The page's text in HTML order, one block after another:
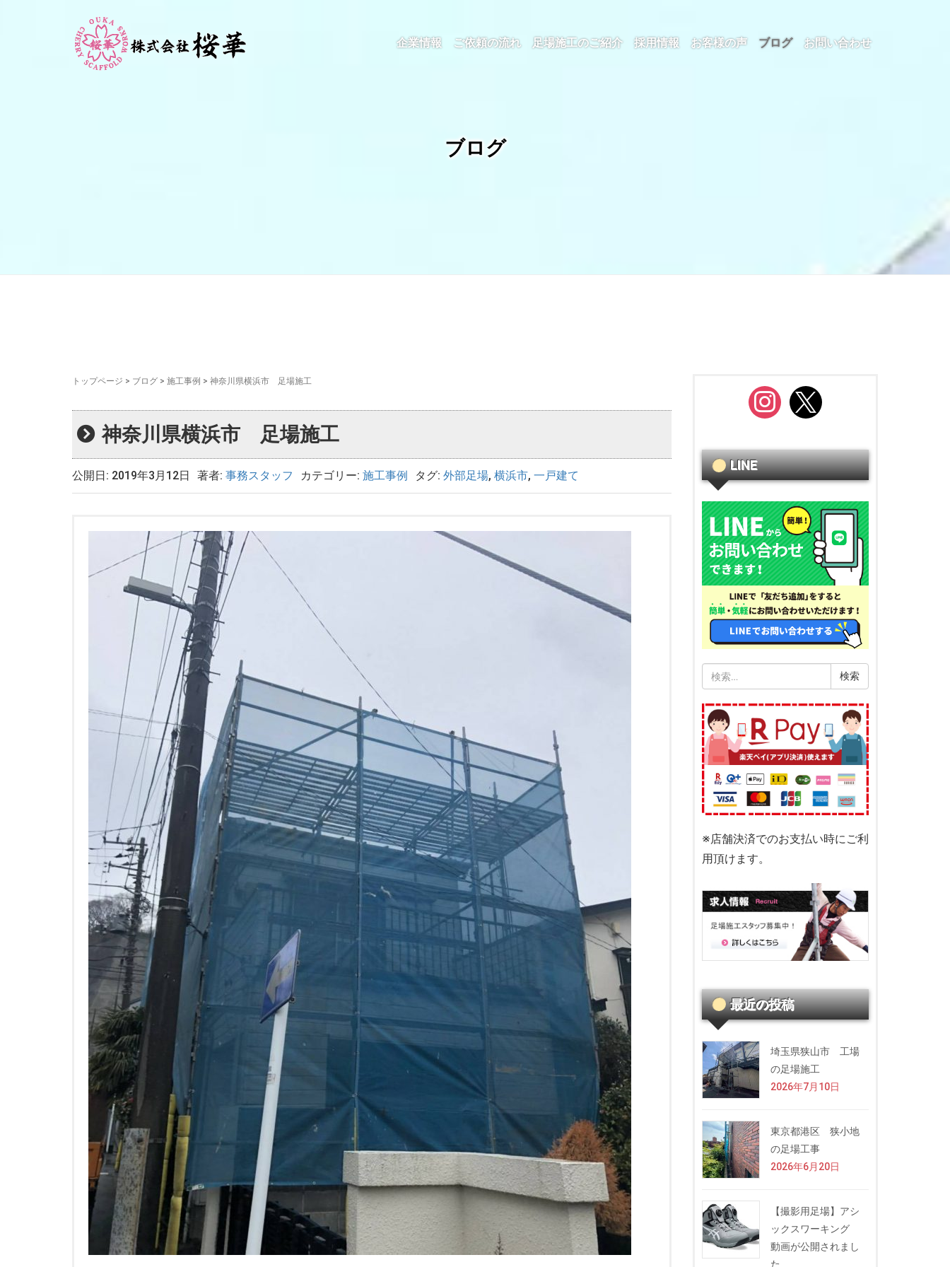
企業情報 ご依頼の流れ 足場施工のご紹介 採用情報 お客様の声 ブログ お問い合わせ
ブログ
トップページ > ブログ > 施工事例 > 神奈川県横浜市 足場施工
神奈川県横浜市 足場施工
公開日: 2019年3月12日 著者: 事務スタッフ カテゴリー: 施工事例 タグ: 外部足場, 横浜市, 一戸建て
instagram
x
LINE
索:
※店舗決済でのお支払い時にご利
用頂けます。
最近の投稿
埼玉県狭山市 工場
の足場施工
2026年7月10日
東京都港区 狭小地
の足場工事
2026年6月20日
【撮影用足場】アシ
ックスワーキング
動画が公開されまし
た